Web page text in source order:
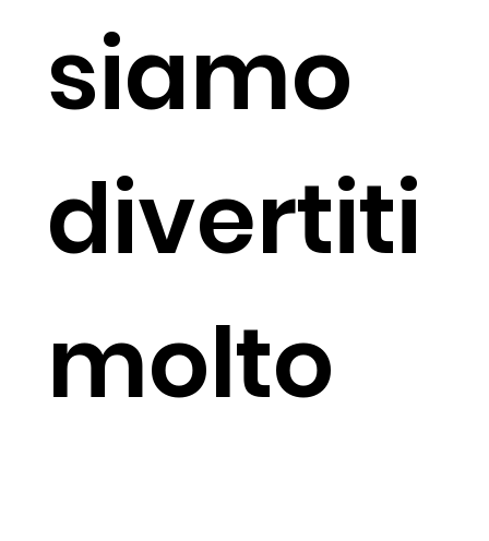
siamo
divertiti
molto